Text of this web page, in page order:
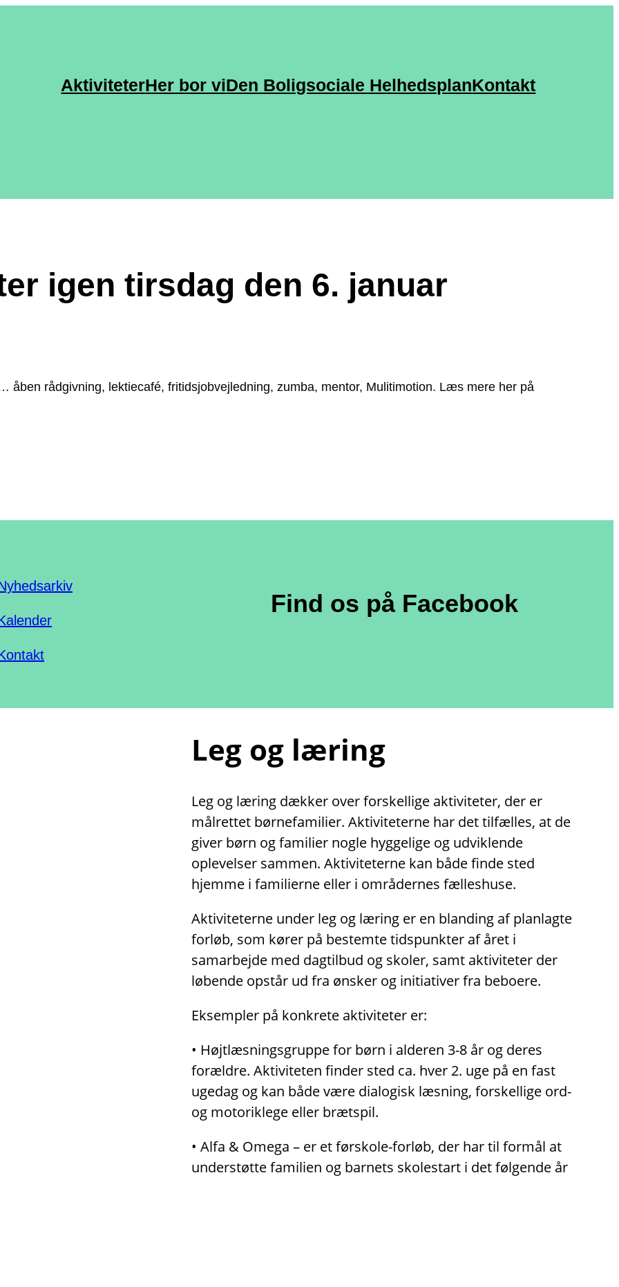
AktiviteterHer bor viDen Boligsociale HelhedsplanKontakt
igen tirsdag den 6. januar
åben rådgivning, lektiecafé, fritidsjobvejledning, zumba, mentor, Mulitimotion. Læs mere her på
Find os på Facebook
Leg og læring
Leg og læring dækker over forskellige aktiviteter, der er
målrettet børnefamilier. Aktiviteterne har det tilfælles, at de
giver børn og familier nogle hyggelige og udviklende
oplevelser sammen. Aktiviteterne kan både finde sted
hjemme i familierne eller i områdernes fælleshuse.
Aktiviteterne under leg og læring er en blanding af planlagte
forløb, som kører på bestemte tidspunkter af året i
samarbejde med dagtilbud og skoler, samt aktiviteter der
løbende opstår ud fra ønsker og initiativer fra beboere.
Eksempler på konkrete aktiviteter er:
• Højtlæsningsgruppe for børn i alderen 3-8 år og deres
forældre. Aktiviteten finder sted ca. hver 2. uge på en fast
ugedag og kan både være dialogisk læsning, forskellige ord-
og motoriklege eller brætspil.
• Alfa & Omega – er et førskole-forløb, der har til formål at
understøtte familien og barnets skolestart i det følgende år